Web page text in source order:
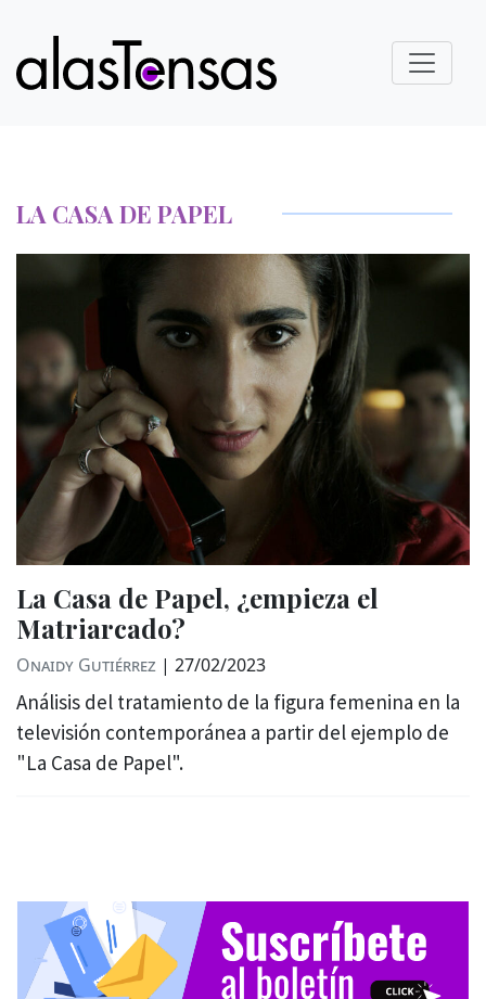
LA CASA DE PAPEL
La Casa de Papel, ¿empieza el
Matriarcado?
Onaidy Gutiérrez | 27/02/2023
Análisis del tratamiento de la figura femenina en la
televisión contemporánea a partir del ejemplo de
"La Casa de Papel".